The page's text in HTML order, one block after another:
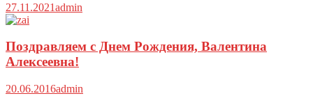
27.11.2021admin
Поздравляем с Днем Рождения, Валентина
Алексеевна!
20.06.2016admin